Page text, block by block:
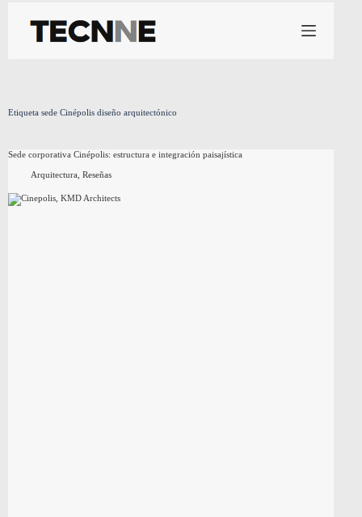
contenido
Etiqueta sede Cinépolis diseño arquitectónico
Sede corporativa Cinépolis: estructura e integración paisajística
Arquitectura, Reseñas